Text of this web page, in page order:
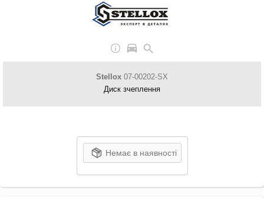
Stellox 07-00202-SX
Диск зчеплення
Немає в наявності